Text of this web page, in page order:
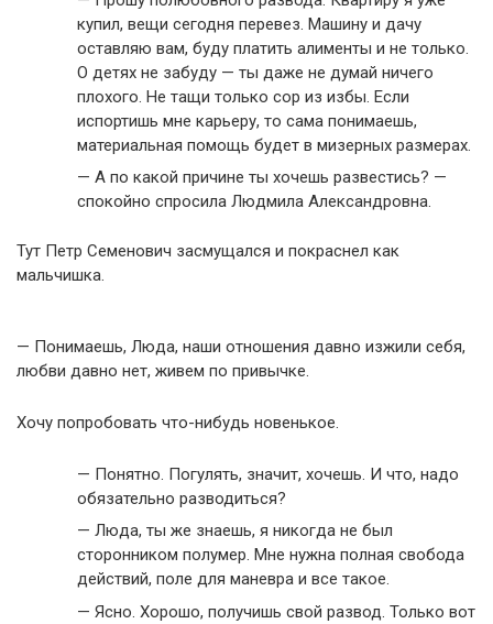
купил, вещи сегодня перевез. Машину и дачу
оставляю вам, буду платить алименты и не только.
О детях не забуду — ты даже не думай ничего
плохого. Не тащи только сор из избы. Если
испортишь мне карьеру, то сама понимаешь,
материальная помощь будет в мизерных размерах.
— А по какой причине ты хочешь развестись? —
спокойно спросила Людмила Александровна.
Тут Петр Семенович засмущался и покраснел как
мальчишка.
— Понимаешь, Люда, наши отношения давно изжили себя,
любви давно нет, живем по привычке.
Хочу попробовать что-нибудь новенькое.
— Понятно. Погулять, значит, хочешь. И что, надо
обязательно разводиться?
— Люда, ты же знаешь, я никогда не был
сторонником полумер. Мне нужна полная свобода
действий, поле для маневра и все такое.
— Ясно. Хорошо, получишь свой развод. Только вот